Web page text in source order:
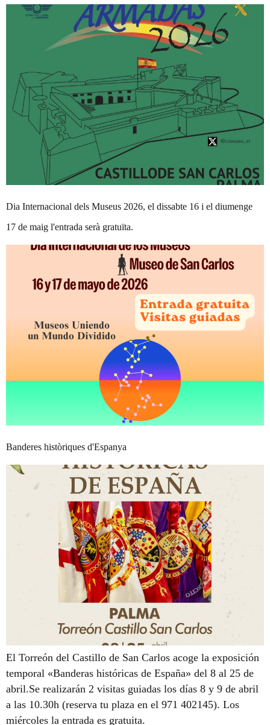
Dia Internacional dels Museus 2026, el dissabte 16 i el diumenge
17 de maig l'entrada serà gratuïta.
Banderes històriques d'Espanya
El Torreón del Castillo de San Carlos acoge la exposición
temporal «Banderas históricas de España» del 8 al 25 de
abril.Se realizarán 2 visitas guiadas los días 8 y 9 de abril
a las 10.30h (reserva tu plaza en el 971 402145). Los
miércoles la entrada es gratuita.